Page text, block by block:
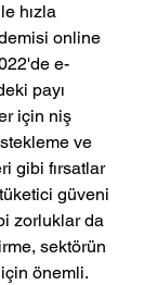
hızla
online
e-
payı
için niş
ve
gibi fırsatlar
güveni
zorluklar da
sektörün
önemli.